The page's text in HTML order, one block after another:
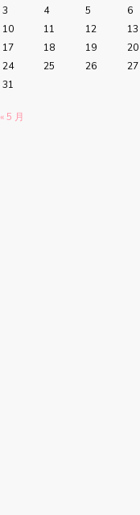
3
4 5 6
10
11 12 13
17
18 19 20
24
25 26 27
31
« 5 月